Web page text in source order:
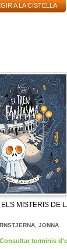
A LA CISTELLA
MISTERIS DE
JONNA
terminis